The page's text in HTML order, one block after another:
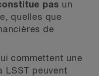
pas un
quelles que
de
commettent une
LSST peuvent